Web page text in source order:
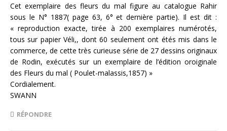
Cet exemplaire des fleurs du mal figure au catalogue Rahir
sous le N° 1887( page 63, 6° et dernière partie). Il est dit :
« reproduction exacte, tirée à 200 exemplaires numérotés,
tous sur papier Véli,, dont 60 seulement ont étés mis dans le
commerce, de cette très curieuse série de 27 dessins originaux
de Rodin, exécutés sur un exemplaire de l’édition oroiginale
des Fleurs du mal ( Poulet-malassis,1857) »
Cordialement.
SWANN
RÉPONDRE